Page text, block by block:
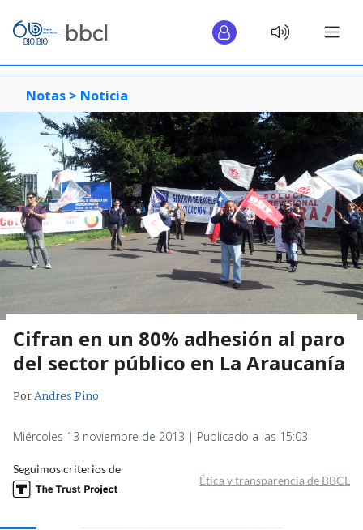
Notas > Noticia
Cifran en un 80% adhesión al paro
del sector público en La Araucanía
PorAndres Pino
Miércoles 13 noviembre de 2013 | Publicado a las 15:03
Seguimos criterios de
Ética y transparencia de BBCL